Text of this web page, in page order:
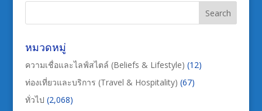
หมวดหมู่
ความเชื่อและไลฟ์สไตล์ (Beliefs & Lifestyle) (12)
ท่องเที่ยวและบริการ (Travel & Hospitality) (67)
ทั่วไป (2,068)